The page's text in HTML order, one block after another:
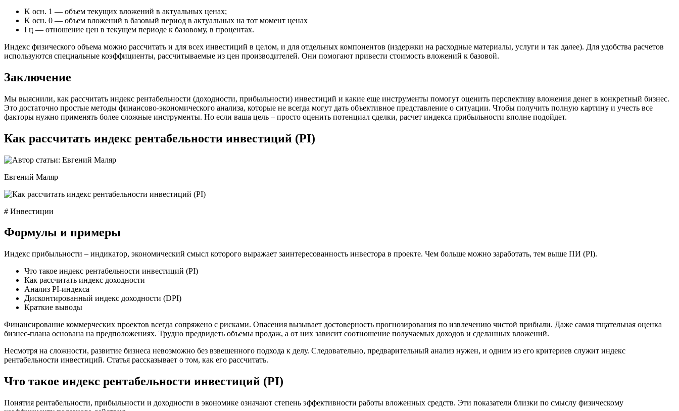
K осн. 1 — объем текущих вложений в актуальных ценах;
K осн. 0 — объем вложений в базовый период в актуальных на тот момент ценах
I ц — отношение цен в текущем периоде к базовому, в процентах.
Индекс физического объема можно рассчитать и для всех инвестиций в целом, и для отдельных компонентов (издержки на расходные материалы, услуги и так далее). Для удобства расчетов
используются специальные коэффициенты, рассчитываемые из цен производителей. Они помогают привести стоимость вложений к базовой.
Заключение
Мы выяснили, как рассчитать индекс рентабельности (доходности, прибыльности) инвестиций и какие еще инструменты помогут оценить перспективу вложения денег в конкретный бизнес.
Это достаточно простые методы финансово-экономического анализа, которые не всегда могут дать объективное представление о ситуации. Чтобы получить полную картину и учесть все
факторы нужно применять более сложные инструменты. Но если ваша цель – просто оценить потенциал сделки, расчет индекса прибыльности вполне подойдет.
Как рассчитать индекс рентабельности инвестиций (PI)
Евгений Маляр
#Инвестиции
Формулы и примеры
Индекс прибыльности – индикатор, экономический смысл которого выражает заинтересованность инвестора в проекте. Чем больше можно заработать, тем выше ПИ (PI).
Что такое индекс рентабельности инвестиций (PI)
Как рассчитать индекс доходности
Анализ PI-индекса
Дисконтированный индекс доходности (DPI)
Краткие выводы
Финансирование коммерческих проектов всегда сопряжено с рисками. Опасения вызывает достоверность прогнозирования по извлечению чистой прибыли. Даже самая тщательная оценка
бизнес-плана основана на предположениях. Трудно предвидеть объемы продаж, а от них зависит соотношение получаемых доходов и сделанных вложений.
Несмотря на сложности, развитие бизнеса невозможно без взвешенного подхода к делу. Следовательно, предварительный анализ нужен, и одним из его критериев служит индекс
рентабельности инвестиций. Статья рассказывает о том, как его рассчитать.
Что такое индекс рентабельности инвестиций (PI)
Понятия рентабельности, прибыльности и доходности в экономике означают степень эффективности работы вложенных средств. Эти показатели близки по смыслу физическому